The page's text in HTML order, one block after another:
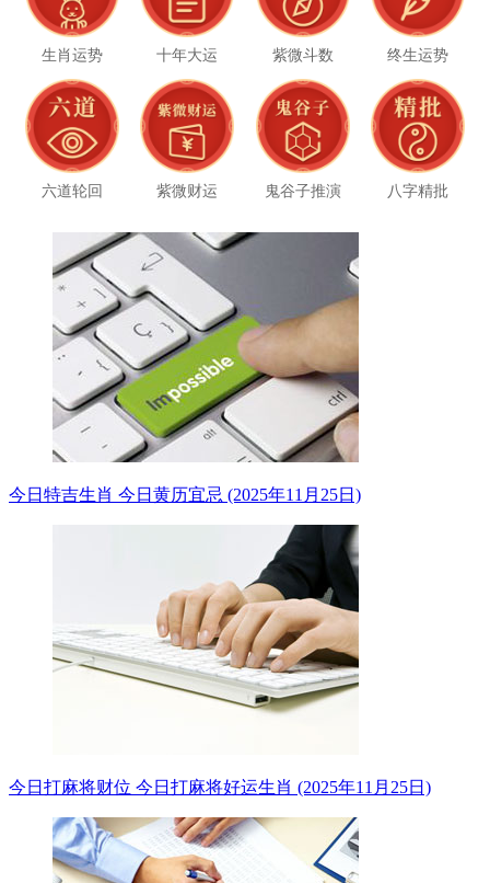
生肖运势 十年大运 紫微斗数 终生运势
六道轮回 紫微财运 鬼谷子推演 八字精批
今日特吉生肖 今日黄历宜忌 (2025年11月25日)
今日打麻将财位 今日打麻将好运生肖 (2025年11月25日)